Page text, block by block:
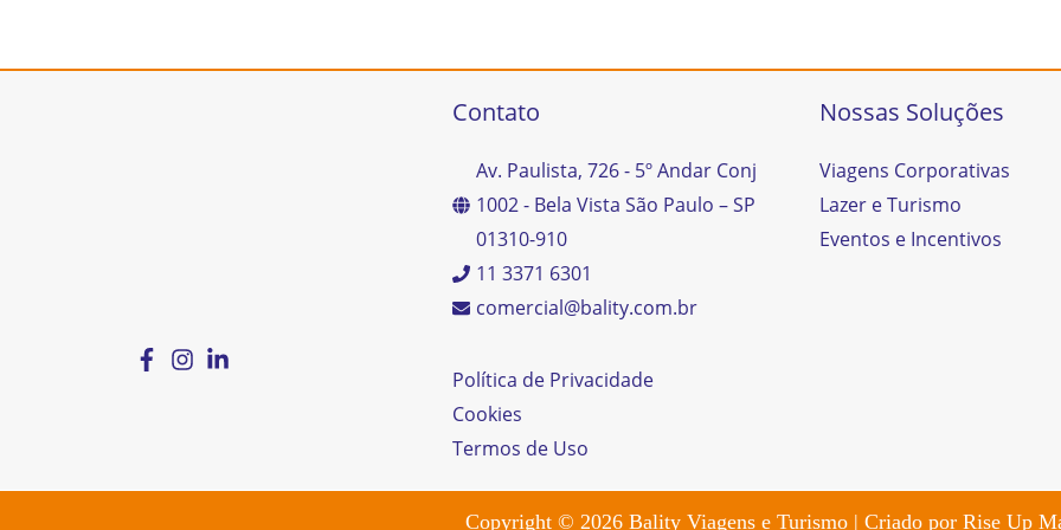
Contato
Av. Paulista, 726 - 5º Andar Conj
1002 - Bela Vista São Paulo – SP
01310-910
11 3371 6301
comercial@bality.com.br
Política de Privacidade
Cookies
Termos de Uso
Nossas Soluções
Viagens Corporativas
Lazer e Turismo
Eventos e Incentivos
Copyright © 2026 Bality Viagens e Turismo| Criado por Rise Up